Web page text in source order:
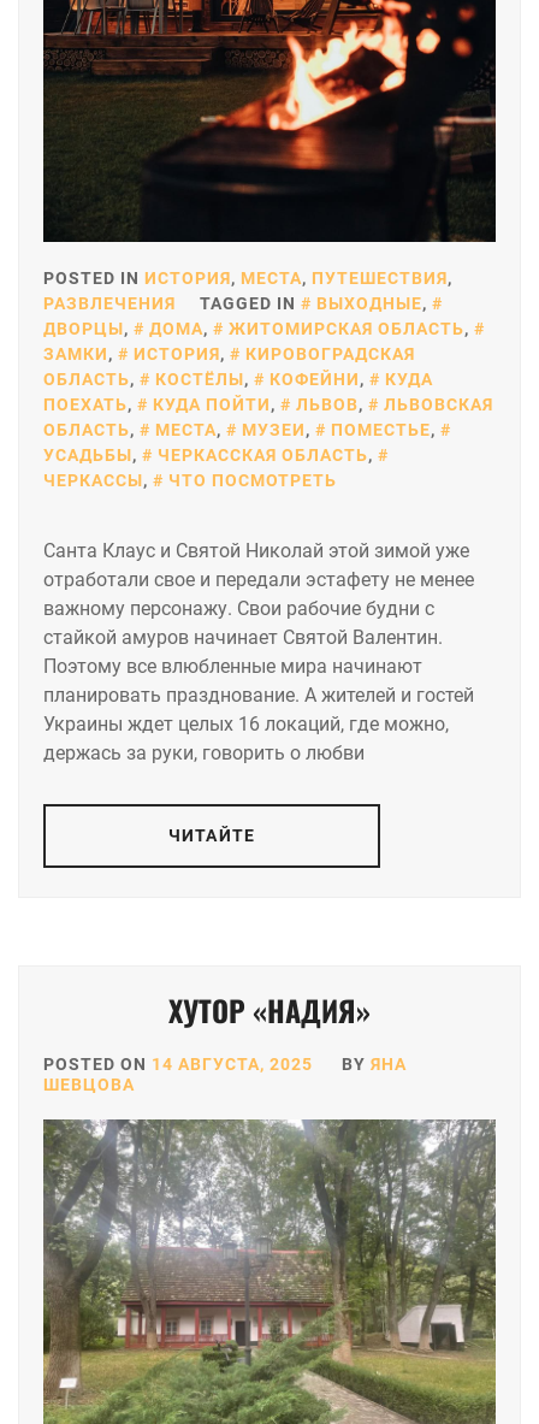
POSTED IN ИСТОРИЯ, МЕСТА, ПУТЕШЕСТВИЯ,
РАЗВЛЕЧЕНИЯ
TAGGED IN ВЫХОДНЫЕ,
ДВОРЦЫ, ДОМА, ЖИТОМИРСКАЯ ОБЛАСТЬ,
ЗАМКИ, ИСТОРИЯ,
КИРОВОГРАДСКАЯ
ОБЛАСТЬ, КОСТЁЛЫ, КОФЕЙНИ,
КУДА
ПОЕХАТЬ, КУДА ПОЙТИ, ЛЬВОВ,
ЛЬВОВСКАЯ
ОБЛАСТЬ, МЕСТА, МУЗЕИ, ПОМЕСТЬЕ,
УСАДЬБЫ, ЧЕРКАССКАЯ ОБЛАСТЬ,
ЧЕРКАССЫ, ЧТО ПОСМОТРЕТЬ
Санта Клаус и Святой Николай этой зимой уже
отработали свое и передали эстафету не менее
важному персонажу. Свои рабочие будни с
стайкой амуров начинает Святой Валентин.
Поэтому все влюбленные мира начинают
планировать празднование. А жителей и гостей
Украины ждет целых 16 локаций, где можно,
держась за руки, говорить о любви
ЧИТАЙТЕ
ХУТОР «НАДИЯ»
POSTED ON 14 АВГУСТА, 2025 BY ЯНА
ШЕВЦОВА